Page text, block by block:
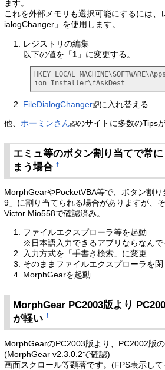
ます。
これを外部メモリも選択可能にするには
ialogChanger」を使用します。
レジストリの編集
以下の値を「1 」に変更する。
ion Installer\fAskDest
FileDialogChanger に入れ替える
他、 ホーミンさん のサイトに多数のTips
エミュ等のボタン割り当てで常
まう場合†
MorphGearやPocketVBA等で、ボタン割
9」に割り当てられる場合がありますが、
Victor Mio558で確認済み。
ファイルエクスプローラ等を起動
※日本語入力できるアプリならなんで
入力方式を「手書き検索」に変更
そのままファイルエクスプローラを閉
MorphGearを起動
MorphGear PC2003版より
が軽い†
MorphGearのPC2003版より、PC2002版の
(MorphGear v2.3.0.2で確認)
画面スクロール等顕著です。(FPS表示し